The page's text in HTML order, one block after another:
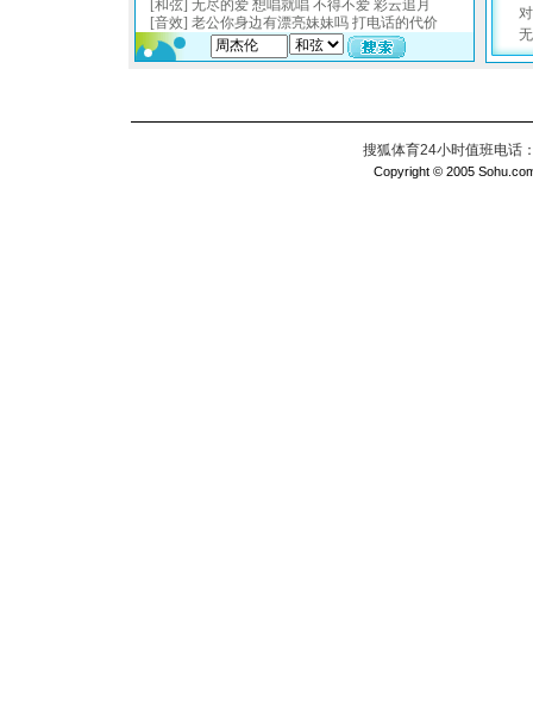
搜狐体育24小时值班电话
Copyright © 2005